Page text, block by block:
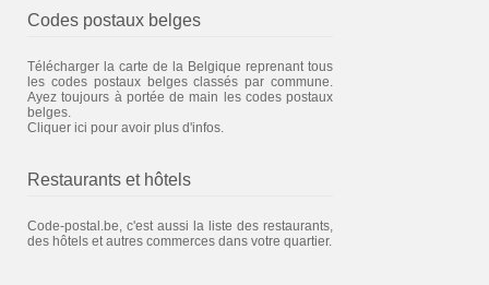
Codes postaux belges
Télécharger la carte de la Belgique reprenant tous
les codes postaux belges classés par commune.
Ayez toujours à portée de main les codes postaux
belges.
Cliquer ici pour avoir plus d'infos.
Restaurants et hôtels
Code-postal.be, c'est aussi la liste des restaurants,
des hôtels et autres commerces dans votre quartier.